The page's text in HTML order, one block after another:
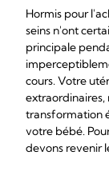
Hormis pour
seins n'ont
principale
cours. Votre
extraordinaires,
transformation
votre bébé.
devons revenir